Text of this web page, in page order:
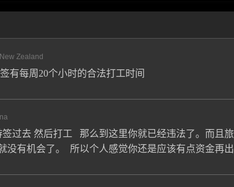
New Zealand
有每周20个小时的合法打工时间
过去 然后打工 那么到这里你就已经违法了。而且
没有机会了。 所以个人感觉你还是应该有点资金再出